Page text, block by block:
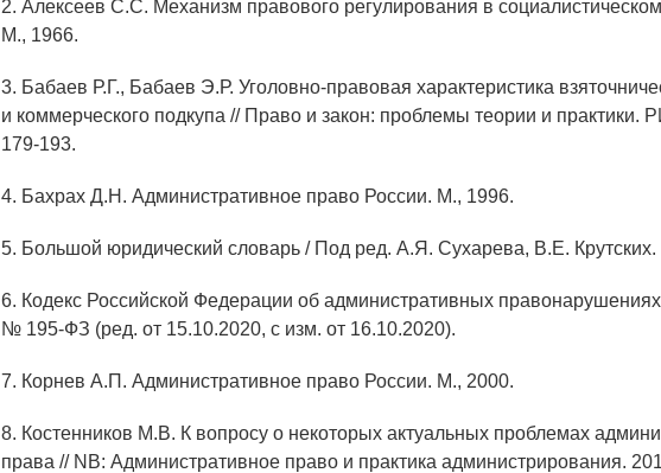
2. Алексеев С.С. Механизм правового регулирования в социалистическом
М., 1966.
3. Бабаев Р.Г., Бабаев Э.Р. Уголовно-правовая характеристика
и коммерческого подкупа // Право и закон: проблемы теории и практики.
179-193.
4. Бахрах Д.Н. Административное право России. М., 1996.
5. Большой юридический словарь / Под ред. А.Я. Сухарева, В.Е.
6. Кодекс Российской Федерации об административных
№ 195-ФЗ (ред. от 15.10.2020, с изм. от 16.10.2020).
7. Корнев А.П. Административное право России. М., 2000.
8. Костенников М.В. К вопросу о некоторых актуальных проблемах
права // NB: Административное право и практика администрирования.